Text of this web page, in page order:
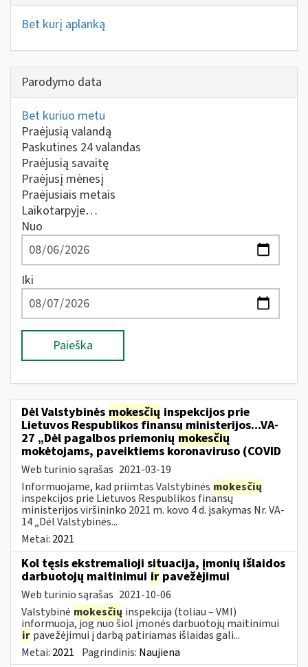
Bet kurį aplanką
Parodymo data
Bet kuriuo metu
Praėjusią valandą
Paskutines 24 valandas
Praėjusią savaitę
Praėjusį mėnesį
Praėjusiais metais
Laikotarpyje…
Nuo
Iki
Paieška
Dėl Valstybinės mokesčių inspekcijos prie
Lietuvos Respublikos finansų ministerijos...VA-
27 „Dėl pagalbos priemonių mokesčių
mokėtojams, paveiktiems koronaviruso (COVID
Web turinio sąrašas 2021-03-19
Informuojame, kad priimtas Valstybinės mokesčių
inspekcijos prie Lietuvos Respublikos finansų
ministerijos viršininko 2021 m. kovo 4 d. įsakymas Nr. VA-
14 „Dėl Valstybinės...
Metai: 2021
Kol tęsis ekstremalioji situacija, įmonių išlaidos
darbuotojų maitinimui ir pavežėjimui
Web turinio sąrašas 2021-10-06
Valstybinė mokesčių inspekcija (toliau – VMI)
informuoja, jog nuo šiol įmonės darbuotojų maitinimui
ir pavežėjimui į darbą patiriamas išlaidas gali...
Metai: 2021 Pagrindinis: Naujiena